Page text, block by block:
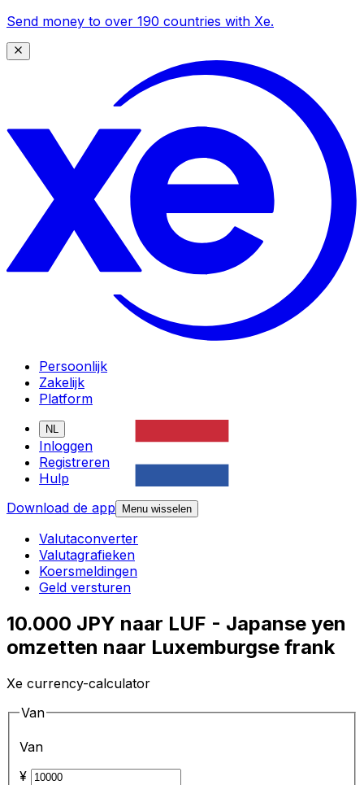
Send money to over 190 countries with Xe.
Persoonlijk
Zakelijk
Platform
NL
Inloggen
Registreren
Hulp
Download de app
Menu wisselen
Valutaconverter
Valutagrafieken
Koersmeldingen
Geld versturen
10.000 JPY naar LUF - Japanse yen
omzetten naar Luxemburgse frank
Xe currency-calculator
Van
Van
¥